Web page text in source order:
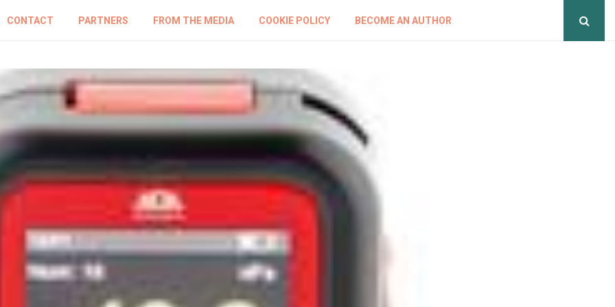
CONTACT PARTNERS FROM THE MEDIA COOKIE POLICY BECOME AN AUTHOR